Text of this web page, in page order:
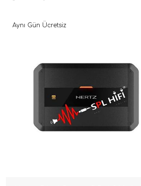
Aynı Gün Ücretsiz